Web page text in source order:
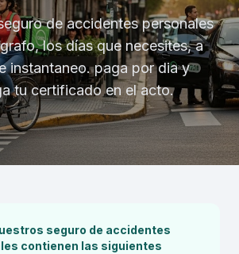
de accidentes personales
los días que necesites, a
instantaneo. paga por dia y
tu certificado en el acto.
seguro de accidentes
contienen las siguientes